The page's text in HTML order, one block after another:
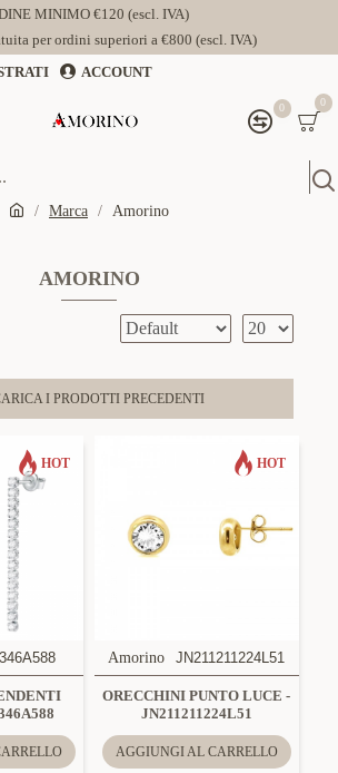
MINIMO €120 (escl. IVA)
per ordini superiori a €800 (escl. IVA)
ACCOUNT
0 0
Marca Amorino
AMORINO
I PRODOTTI PRECEDENTI
HOT HOT
Amorino JN211211224L51
ORECCHINI PUNTO LUCE -
JN211211224L51
AGGIUNGI AL CARRELLO